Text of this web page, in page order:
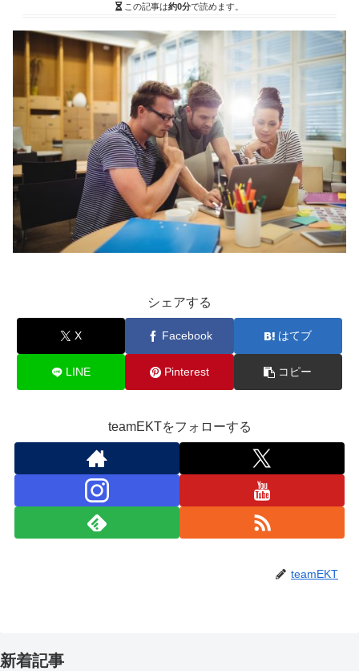
この記事は約0分で読めます。
シェアする
X Facebook はてブ
LINE Pinterest コピー
teamEKTをフォローする
teamEKT
新着記事